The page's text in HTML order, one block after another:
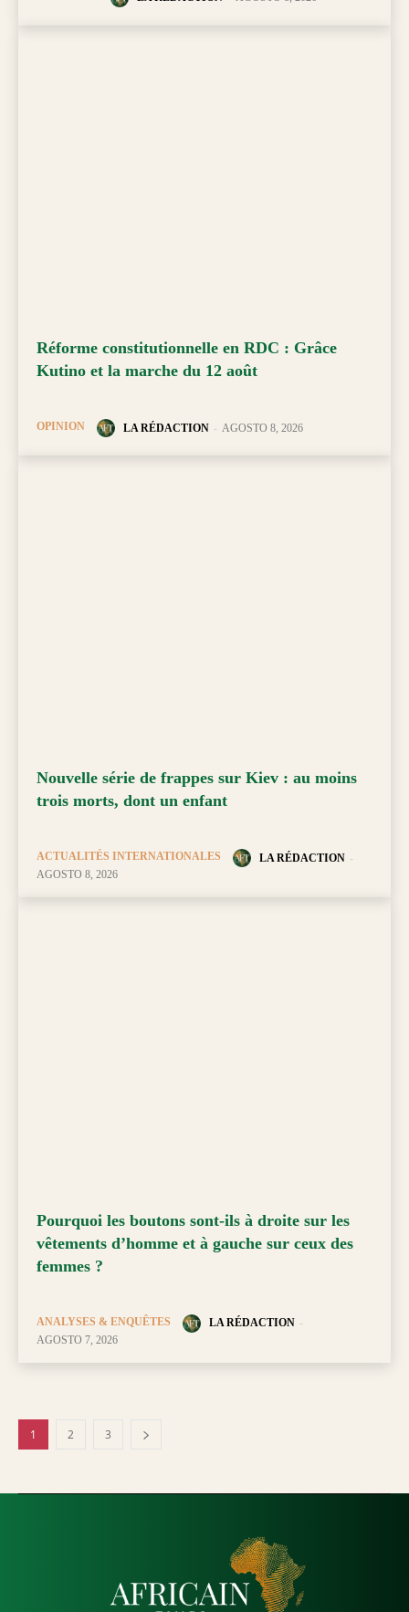
Réforme constitutionnelle en RDC : Grâce
Kutino et la marche du 12 août
OPINION LA RÉDACTION - AGOSTO 8, 2026
Nouvelle série de frappes sur Kiev : au moins
trois morts, dont un enfant
ACTUALITÉS INTERNATIONALES LA RÉDACTION -
AGOSTO 8, 2026
Pourquoi les boutons sont-ils à droite sur les
vêtements d’homme et à gauche sur ceux des
femmes ?
ANALYSES & ENQUÊTES LA RÉDACTION -
AGOSTO 7, 2026
1 2 3